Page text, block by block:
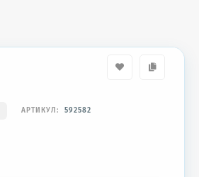
АРТИКУЛ: 592582